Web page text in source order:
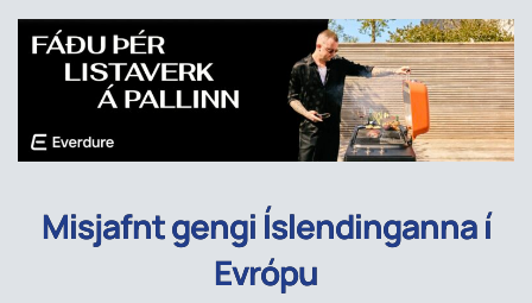
Misjafnt gengi Íslendinganna í
Evrópu